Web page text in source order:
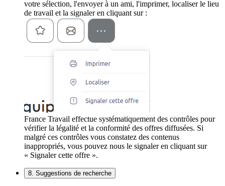
votre sélection, l'envoyer à un ami, l'imprimer, localiser le lieu
de travail et la signaler en cliquant sur :
France Travail effectue systématiquement des contrôles pour
vérifier la légalité et la conformité des offres diffusées. Si
malgré ces contrôles vous constatez des contenus
inappropriés, vous pouvez nous le signaler en cliquant sur
« Signaler cette offre ».
8. Suggestions de recherche